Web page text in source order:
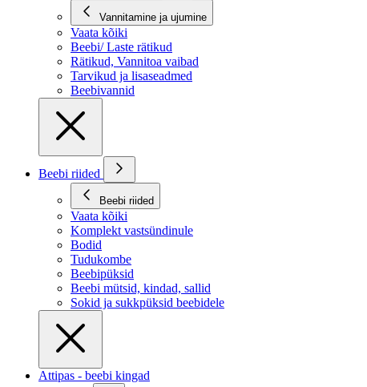
Vannitamine ja ujumine
Vaata kõiki
Beebi/ Laste rätikud
Rätikud, Vannitoa vaibad
Tarvikud ja lisaseadmed
Beebivannid
Beebi riided
Beebi riided
Vaata kõiki
Komplekt vastsündinule
Bodid
Tudukombe
Beebipüksid
Beebi mütsid, kindad, sallid
Sokid ja sukkpüksid beebidele
Attipas - beebi kingad